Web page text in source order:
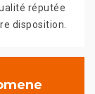
réputée
disposition.